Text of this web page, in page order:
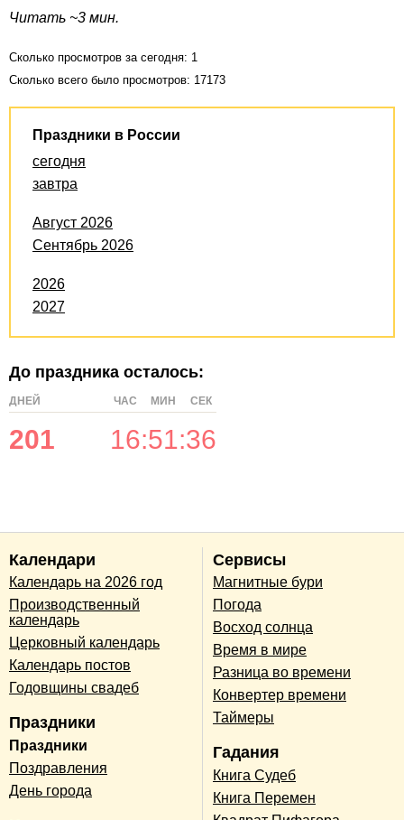
Читать ~3 мин.
Сколько просмотров за сегодня: 1
Сколько всего было просмотров: 17173
Праздники в России
сегодня
завтра
Август 2026
Сентябрь 2026
2026
2027
До праздника осталось:
ДНЕЙ ЧАС МИН СЕК
201 16:51:36
Календари
Календарь на 2026 год
Производственный
календарь
Церковный календарь
Календарь постов
Годовщины свадеб
Праздники
Праздники
Поздравления
День города
Сервисы
Магнитные бури
Погода
Восход солнца
Время в мире
Разница во времени
Конвертер времени
Таймеры
Гадания
Книга Судеб
Книга Перемен